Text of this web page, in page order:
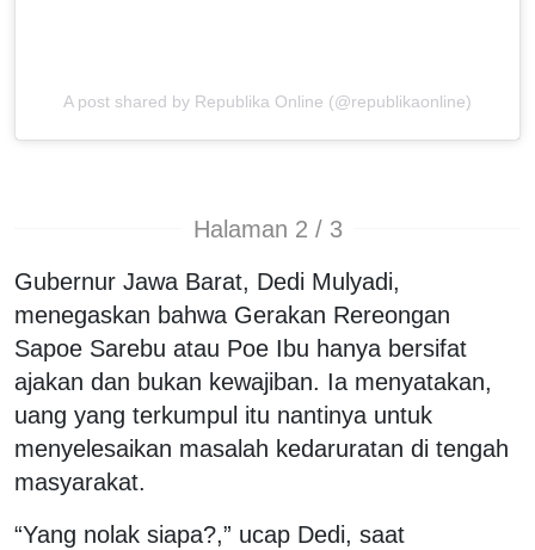
A post shared by Republika Online (@republikaonline)
Halaman 2 / 3
Gubernur Jawa Barat, Dedi Mulyadi,
menegaskan bahwa Gerakan Rereongan
Sapoe Sarebu atau Poe Ibu hanya bersifat
ajakan dan bukan kewajiban. Ia menyatakan,
uang yang terkumpul itu nantinya untuk
menyelesaikan masalah kedaruratan di tengah
masyarakat.
“Yang nolak siapa?,” ucap Dedi, saat